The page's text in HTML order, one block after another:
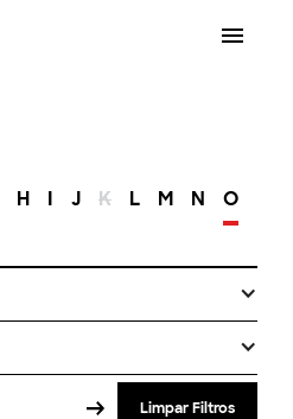
H I J K L M N O
Limpar Filtros